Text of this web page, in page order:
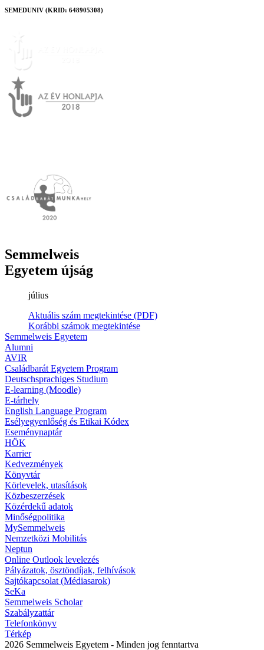
SEMEDUNIV (KRID: 648905308)
Semmelweis
Egyetem újság
július
Aktuális szám megtekintése (PDF)
Korábbi számok megtekintése
Semmelweis Egyetem
Alumni
AVIR
Családbarát Egyetem Program
Deutschsprachiges Studium
E-learning (Moodle)
E-tárhely
English Language Program
Esélyegyenlőség és Etikai Kódex
Eseménynaptár
HÖK
Karrier
Kedvezmények
Könyvtár
Körlevelek, utasítások
Közbeszerzések
Közérdekű adatok
Minőségpolitika
MySemmelweis
Nemzetközi Mobilitás
Neptun
Online Outlook levelezés
Pályázatok, ösztöndíjak, felhívások
Sajtókapcsolat (Médiasarok)
SeKa
Semmelweis Scholar
Szabályzattár
Telefonkönyv
Térkép
2026 Semmelweis Egyetem - Minden jog fenntartva